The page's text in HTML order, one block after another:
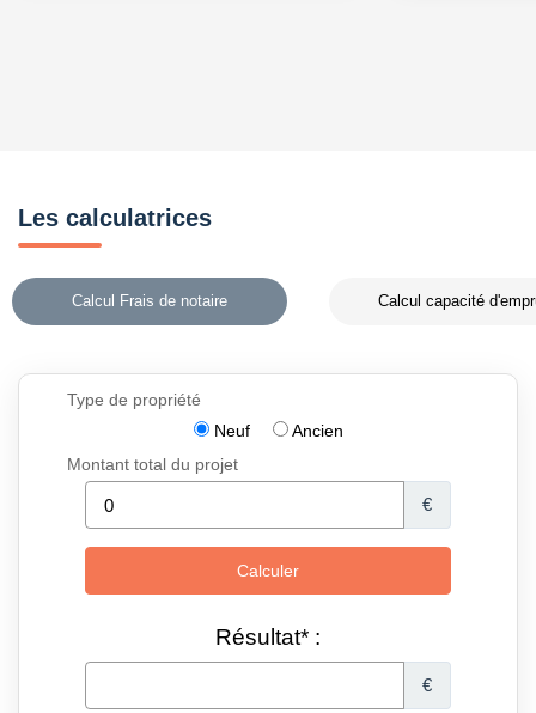
Les calculatrices
Calcul Frais de notaire Calcul capacité